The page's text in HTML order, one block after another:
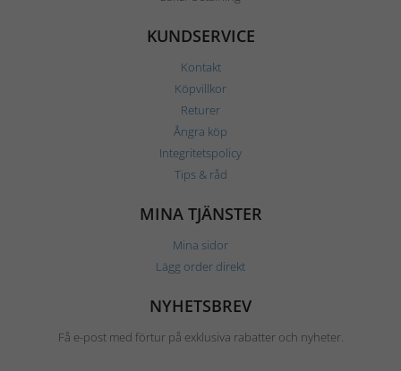
KUNDSERVICE
Kontakt
Köpvillkor
Returer
Ångra köp
Integritetspolicy
Tips & råd
MINA TJÄNSTER
Mina sidor
Lägg order direkt
NYHETSBREV
Få e-post med förtur på exklusiva rabatter och nyheter.